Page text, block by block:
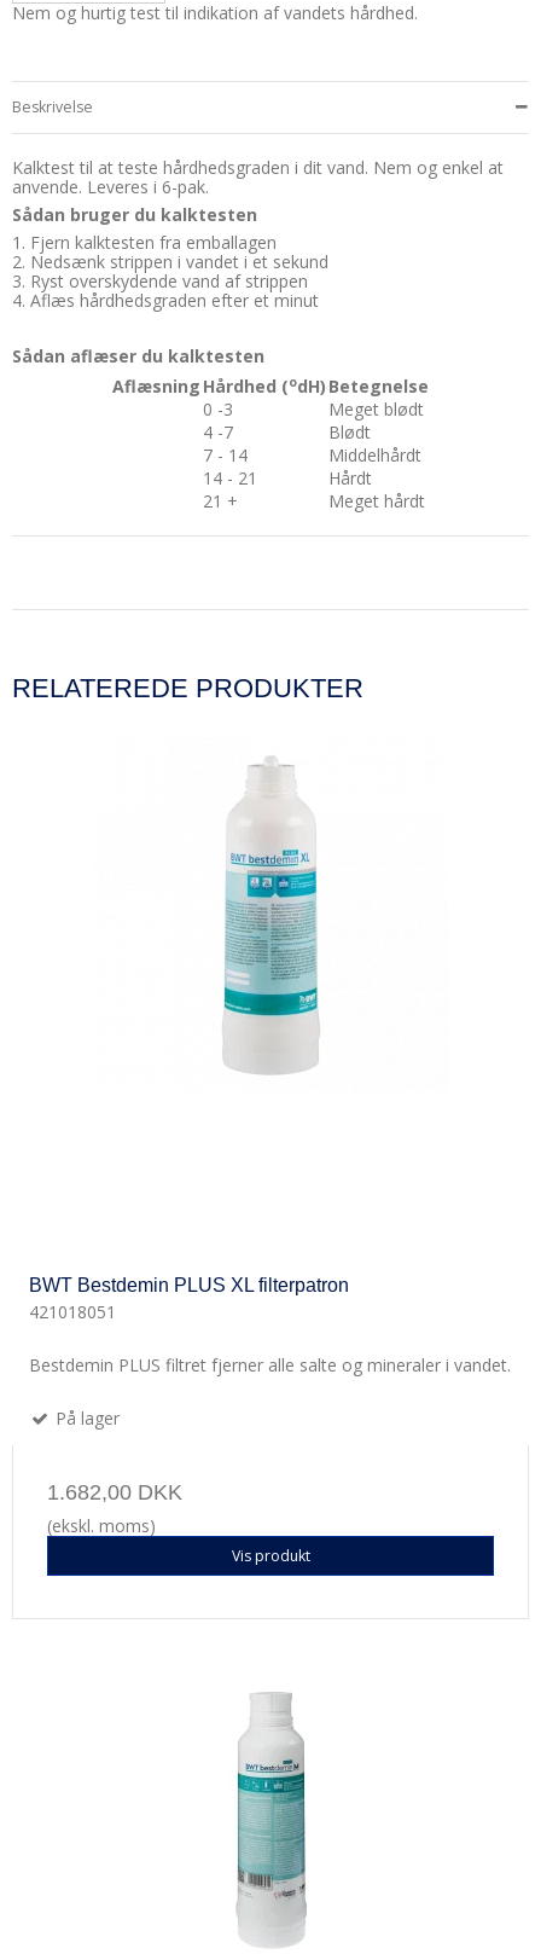
Nem og hurtig test til indikation af vandets hårdhed.
Beskrivelse
Kalktest til at teste hårdhedsgraden i dit vand. Nem og enkel at
anvende. Leveres i 6-pak.
Sådan bruger du kalktesten
1. Fjern kalktesten fra emballagen
2. Nedsænk strippen i vandet i et sekund
3. Ryst overskydende vand af strippen
4. Aflæs hårdhedsgraden efter et minut
Sådan aflæser du kalktesten
Aflæsning Hårdhed (odH) Betegnelse
0 -3
Meget blødt
4 -7
Blødt
7 - 14
Middelhårdt
14 - 21
Hårdt
21 +
Meget hårdt
RELATEREDE PRODUKTER
BWT Bestdemin PLUS XL filterpatron
421018051
Bestdemin PLUS filtret fjerner alle salte og mineraler i vandet.
På lager
1.682,00 DKK
(ekskl. moms)
Vis produkt